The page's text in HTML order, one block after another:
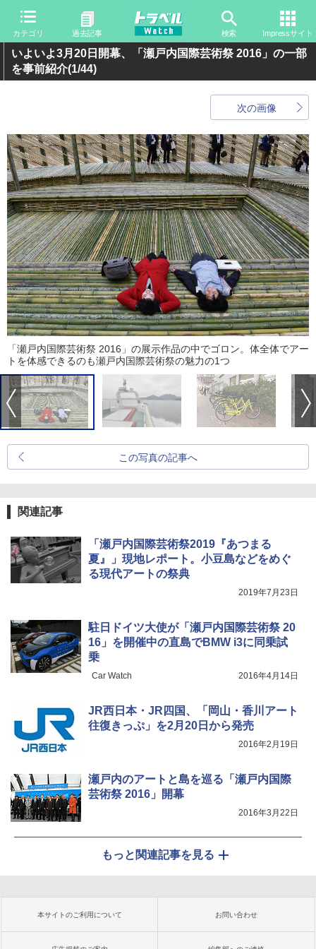
カテゴリ 過去記事 検索 Impressサイト
いよいよ3月20日開幕、「瀬戸内国際芸術祭 2016」の一部
を事前紹介(1/44)
次の画像
「瀬戸内国際芸術祭 2016」の展示作品の中でゴロン。体全体でアー
トを体感できるのも瀬戸内国際芸術祭の魅力の1つ
この写真の記事へ
関連記事
「瀬戸内国際芸術祭2019『あつまる
夏』」現地レポート。小豆島などをめぐ
る現代アートの祭典
2019年7月23日
駐日ドイツ大使が「瀬戸内国際芸術祭 20
16」を開催中の直島でBMW i3に同乗試
乗
Car Watch 2016年4月14日
JR西日本・JR四国、「岡山・香川アート
往復きっぷ」を2月20日から発売
2016年2月19日
瀬戸内のアートと島を巡る「瀬戸内国際
芸術祭 2016」開幕
2016年3月22日
もっと関連記事を見る
本サイトのご利用について お問い合わせ